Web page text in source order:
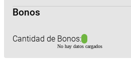
Bonos
Cantidad de Bonos:
No hay datos cargados